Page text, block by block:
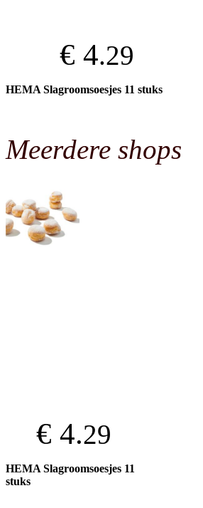
€ 4.29
HEMA Slagroomsoesjes 11 stuks
Meerdere shops
€ 4.29
HEMA Slagroomsoesjes 11
stuks